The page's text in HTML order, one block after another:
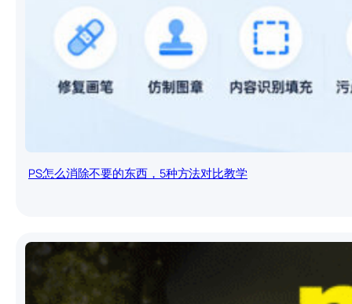
PS怎么消除不要的东西，5种方法对比教学